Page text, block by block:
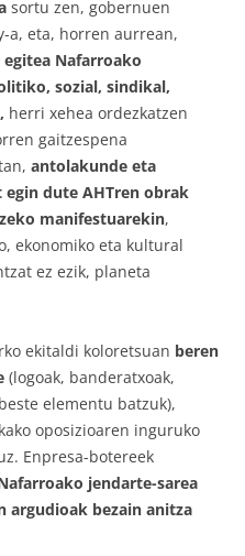
sortu zen, gobernuen
a, eta, horren aurrean,
egitea Nafarroako
sozial, sindikal,
herri xehea ordezkatzen
gaitzespena
antolakunde eta
dute AHTren obrak
manifestuarekin,
ekonomiko eta kultural
ez ezik, planeta
ekitaldi koloretsuan beren
(logoak, banderatxoak,
elementu batzuk),
oposizioaren inguruko
Enpresa-botereek
jendarte-sarea
argudioak bezain anitza